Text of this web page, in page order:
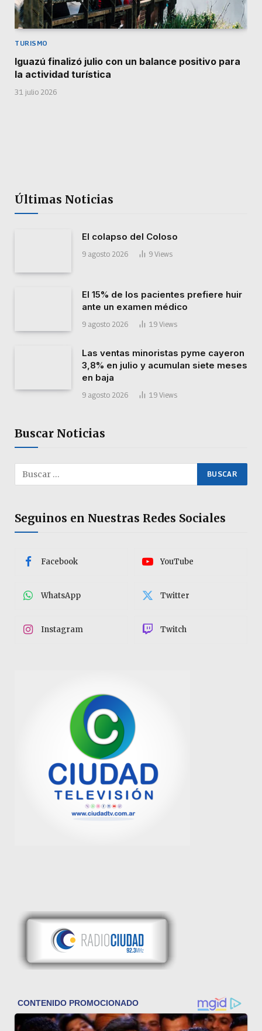
TURISMO
Iguazú finalizó julio con un balance positivo para
la actividad turística
31 julio 2026
Últimas Noticias
El colapso del Coloso
9 agosto 2026 9 Views
El 15% de los pacientes prefiere huir
ante un examen médico
9 agosto 2026 19 Views
Las ventas minoristas pyme cayeron
3,8% en julio y acumulan siete meses
en baja
9 agosto 2026 19 Views
Buscar Noticias
Seguinos en Nuestras Redes Sociales
Facebook YouTube
WhatsApp Twitter
Instagram Twitch